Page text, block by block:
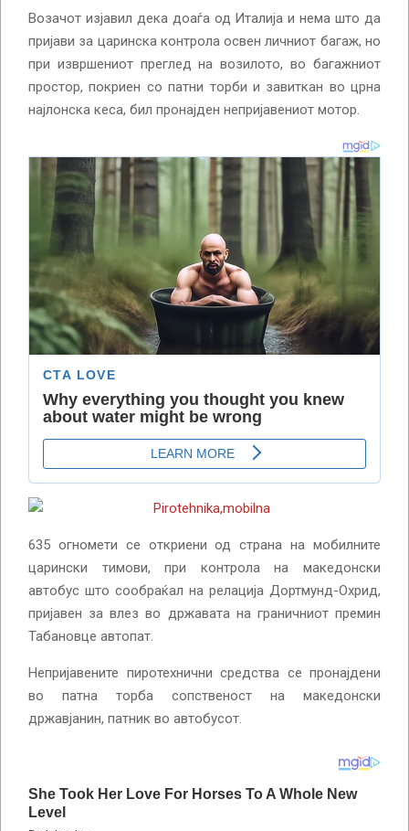
Возачот изјавил дека доаѓа од Италија и нема што да
пријави за царинска контрола освен личниот багаж, но
при извршениот преглед на возилото, во багажниот
простор, покриен со патни торби и завиткан во црна
најлонска кеса, бил пронајден непријавениот мотор.
635 огномети се откриени од страна на мобилните
царински тимови, при контрола на македонски
автобус што сообраќал на релација Дортмунд-Охрид,
пријавен за влез во државата на граничниот премин
Табановце автопат.
Непријавените пиротехнични средства се пронајдени
во патна торба сопственост на македонски
државјанин, патник во автобусот.